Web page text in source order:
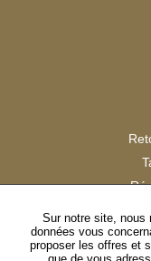
Sur notre site, nous
données vous
proposer les offres et